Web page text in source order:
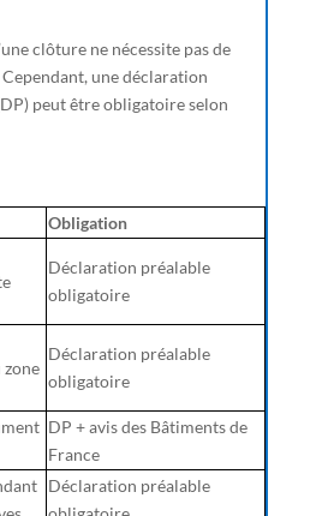
clôture ne nécessite pas de
une déclaration
peut être obligatoire selon
Obligation
Déclaration préalable
obligatoire
zone
Déclaration préalable
obligatoire
DP + avis des Bâtiments de
France
Déclaration préalable